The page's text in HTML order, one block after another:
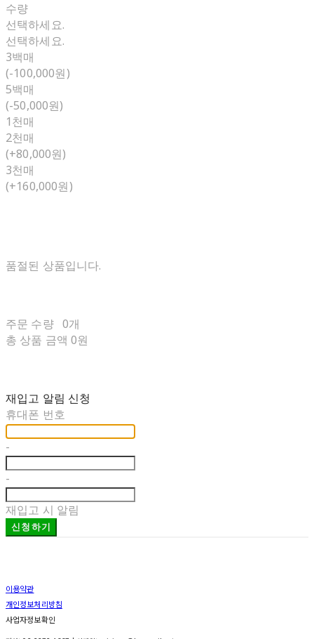
수량
선택하세요.
선택하세요.
3백매
(-100,000원)
5백매
(-50,000원)
1천매
2천매
(+80,000원)
3천매
(+160,000원)
품절된 상품입니다.
주문 수량 0개
총 상품 금액 0원
재입고 알림 신청
휴대폰 번호
-
-
재입고 시 알림
신청하기
이용약관
개인정보처리방침
사업자정보확인